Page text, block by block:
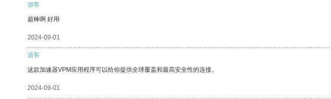
游客
超棒啊 好用
2024-09-01
游客
这款加速器VPM应用程序可以给你提供全球覆盖和最高安全性的连接。
2024-09-01